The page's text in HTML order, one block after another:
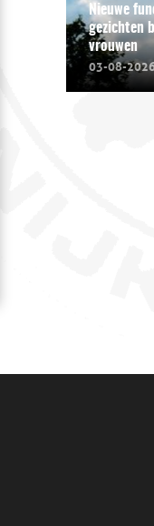
Nieuwe
gezichten
vrouwen
03-08-